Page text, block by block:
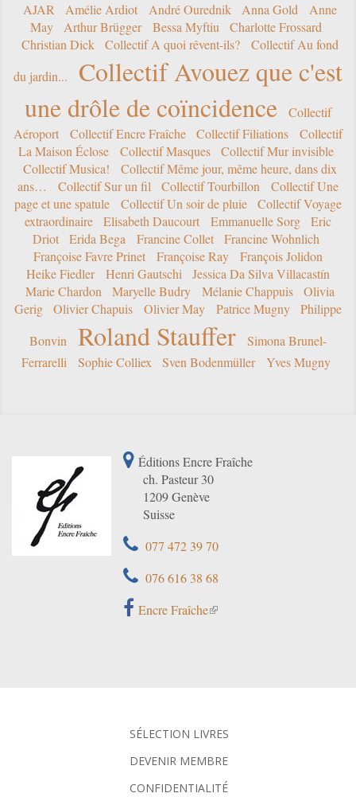
AJAR Amélie Ardiot André Ourednik Anna Gold
Anne
May
Arthur Brügger Bessa Myftiu
Charlotte Frossard
Christian Dick
Collectif A quoi rêvent-ils?
Collectif Au fond
du jardin...
Collectif Avouez que c'est
une drôle de coïncidence
Collectif
Aéroport
Collectif Encre Fraîche Collectif Filiations
Collectif
La Maison Éclose
Collectif Masques
Collectif Mur invisible
Collectif Musica!
Collectif Même jour, même heure, dans dix
ans…
Collectif Sur un fil Collectif Tourbillon
Collectif Une
page et une spatule
Collectif Un soir de pluie
Collectif Voyage
extraordinaire
Elisabeth Daucourt Emmanuelle Sorg
Eric
Driot
Erida Bega Francine Collet
Francine Wohnlich
Françoise Favre Prinet
Françoise Ray
François Jolidon
Heike Fiedler
Henri Gautschi
Jessica Da Silva Villacastín
Marie Chardon
Maryelle Budry Mélanie Chappuis
Olivia
Gerig
Olivier Chapuis Olivier May Patrice Mugny
Philippe
Bonvin
Roland Stauffer
Simona Brunel-
Ferrarelli
Sophie Colliex Sven Bodenmüller Yves Mugny
Éditions Encre Fraîche
ch. Pasteur 30
1209 Genève
Suisse
077 472 39 70
076 616 38 68
Encre Fraîche
SÉLECTION LIVRES
DEVENIR MEMBRE
CONFIDENTIALITÉ